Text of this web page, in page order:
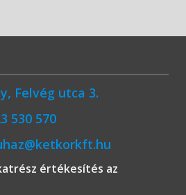
Felvég utca 3.
530 570
értékesítés az